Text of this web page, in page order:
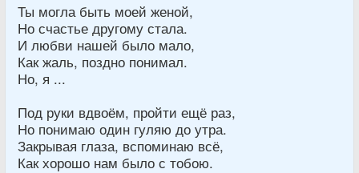
Ты могла быть моей женой,
Но счастье другому стала.
И любви нашей было мало,
Как жаль, поздно понимал.
Но, я ...
Под руки вдвоём, пройти ещё раз,
Но понимаю один гуляю до утра.
Закрывая глаза, вспоминаю всё,
Как хорошо нам было с тобою.